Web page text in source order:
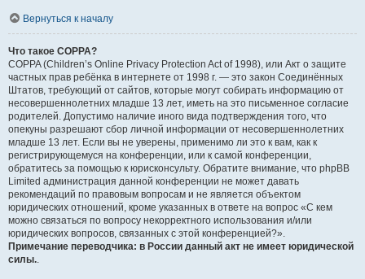
Вернуться к началу
Что такое COPPA?
COPPA (Children’s Online Privacy Protection Act of 1998), или Акт о защите
частных прав ребёнка в интернете от 1998 г. — это закон Соединённых
Штатов, требующий от сайтов, которые могут собирать информацию от
несовершеннолетних младше 13 лет, иметь на это письменное согласие
родителей. Допустимо наличие иного вида подтверждения того, что
опекуны разрешают сбор личной информации от несовершеннолетних
младше 13 лет. Если вы не уверены, применимо ли это к вам, как к
регистрирующемуся на конференции, или к самой конференции,
обратитесь за помощью к юрисконсульту. Обратите внимание, что phpBB
Limited администрация данной конференции не может давать
рекомендаций по правовым вопросам и не является объектом
юридических отношений, кроме указанных в ответе на вопрос «С кем
можно связаться по вопросу некорректного использования и/или
юридических вопросов, связанных с этой конференцией?».
Примечание переводчика: в России данный акт не имеет юридической
силы..